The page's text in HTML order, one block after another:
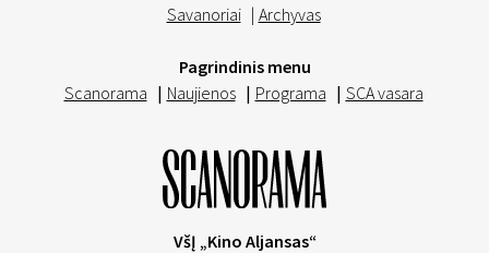
Savanoriai | Archyvas
Pagrindinis menu
Scanorama | Naujienos | Programa | SCA vasara
VšĮ „Kino Aljansas“